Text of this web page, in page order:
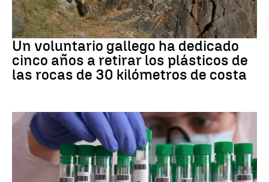
Medio ambiente
Un voluntario gallego ha dedicado
cinco años a retirar los plásticos de
las rocas de 30 kilómetros de costa